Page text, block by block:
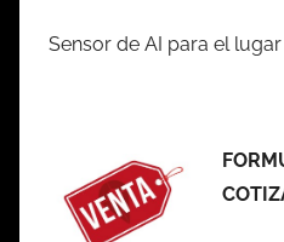
Sensor de AI para el